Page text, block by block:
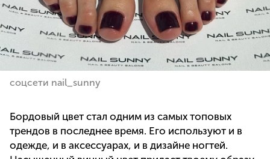
соцсети nail_sunny
Бордовый цвет стал одним из самых топовых
трендов в последнее время. Его используют и в
одежде, и в аксессуарах, и в дизайне ногтей.